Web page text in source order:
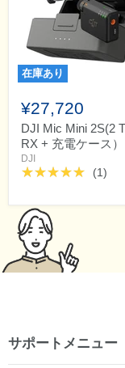
在庫あり
¥27,720
DJI Mic Mini 2S(2
RX + 充電ケース）
DJI
(1)
サポートメニュー